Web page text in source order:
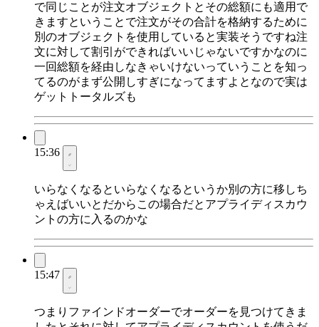
で同じことが注文オブジェクトとその総額にも適用で
きますということで注文がその合計を格納するために
別のオブジェクトを使用していると実装そうですね注
文に対して割引ができればいいじゃないですかなのに
一回総額を経由しなきゃいけないっていうことを知っ
てるのがまず公開しすぎになってますよとなので実は
ゲットトータルズも
15:36
いらなくなるといらなくなるというか別の方に移しち
ゃえばいいとだからこの場合だとアプライディスカウ
ントの方に入るのかな
15:47
つまりファインドオーダーでオーダーを見つけてきま